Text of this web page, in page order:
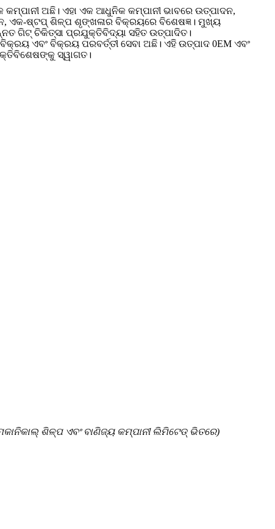
କମ୍ପାନୀ ଅଛି। ଏହା ଏକ ଆଧୁନିକ କମ୍ପାନୀ ଭାବରେ ଉତ୍ପାଦନ,
ଏକ-ଷ୍ଟପ୍ ଶିଳ୍ପ ଶୃଙ୍ଖଳାର ବିକ୍ରୟରେ ବିଶେଷଜ୍ଞ। ମୁଖ୍ୟ
ଗିଟ୍ ଚିକିତ୍ସା ପ୍ରଯୁକ୍ତିବିଦ୍ୟା ସହିତ ଉତ୍ପାଦିତ।
ଏବଂ ବିକ୍ରୟ ପରବର୍ତ୍ତୀ ସେବା ଅଛି। ଏହି ଉତ୍ପାଦ 0EM ଏବଂ
ସ୍ୱାଗତ।
ଶିଳ୍ପ ଏବଂ ବାଣିଜ୍ୟ କମ୍ପାନୀ ଲିମିଟେଡ୍ ଭିତରେ)